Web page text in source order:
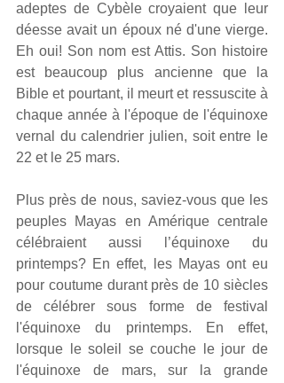
adeptes de Cybèle croyaient que leur
déesse avait un époux né d'une vierge.
Eh oui! Son nom est Attis. Son histoire
est beaucoup plus ancienne que la
Bible et pourtant, il meurt et ressuscite à
chaque année à l'époque de l'équinoxe
vernal du calendrier julien, soit entre le
22 et le 25 mars.
Plus près de nous, saviez-vous que les
peuples Mayas en Amérique centrale
célébraient aussi l’équinoxe du
printemps? En effet, les Mayas ont eu
pour coutume durant près de 10 siècles
de célébrer sous forme de festival
l'équinoxe du printemps. En effet,
lorsque le soleil se couche le jour de
l'équinoxe de mars, sur la grande